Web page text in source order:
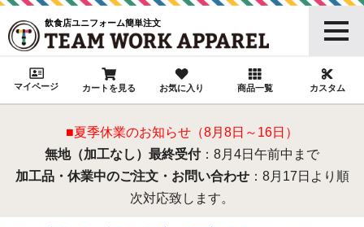
飲食店ユニフォーム簡単注文
マイページ カートを見る お気に入り 商品一覧 カスタム
■夏季休業のお知らせ（8月8日～16日）
無地（加工なし）最終受付：8月4日午前中まで
加工品・休業中のご注文・お問い合わせ：8月17日より順
次対応致します。